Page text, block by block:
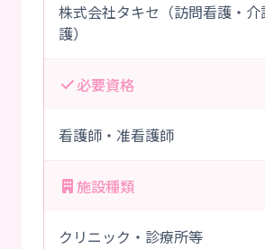
株式会社タキセ（訪問看護・
護）
必要資格
看護師・准看護師
施設種類
クリニック・診療所等